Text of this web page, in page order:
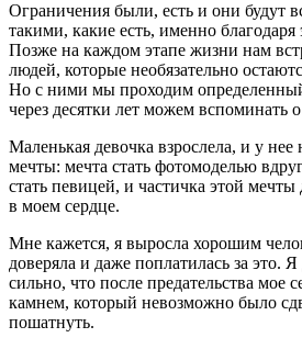
Ограничения были, есть и они будут
такими, какие есть, именно
Позже на каждом этапе жизни нам
людей, которые необязательно
Но с ними мы проходим
через десятки лет можем вспоминать
Маленькая девочка взрослела, и у нее
мечты: мечта стать фотомоделью
стать певицей, и частичка этой
в моем сердце.
Мне кажется, я выросла хорошим
доверяла и даже поплатилась за это. Я
сильно, что после предательства мое
камнем, который невозможно было
пошатнуть.